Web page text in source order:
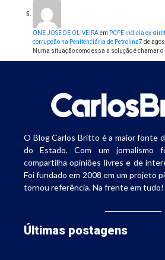
ONE JOSE DE OLIVEIRAem PCPE indicia ex-
corrupção na Penitenciária de Petrolina7 de
Numa situação como essa a solução é chamar o
O Blog Carlos Britto é a maior fonte
do Estado. Com um jornalismo
compartilha opiniões livres e de
Foi fundado em 2008 em um projeto
tornou referência. Na frente em tudo!
Últimas postagens